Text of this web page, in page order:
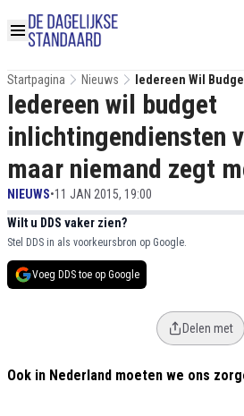
Startpagina Nieuws
Iedereen Wil
Verhogen, Maar
Iedereen wil budget
inlichtingendiensten
maar niemand zegt
NIEUWS•11 JAN 2015, 19:00
Wilt u DDS vaker zien?
Stel DDS in als voorkeursbron op Google.
Voeg DDS toe op Google
Delen met
Ook in Nederland moeten we ons